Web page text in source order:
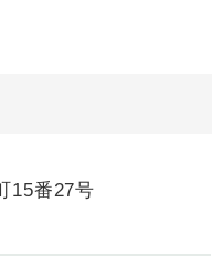
15番27号